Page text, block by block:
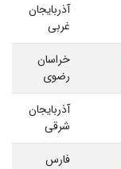
آذربایجان
غربی
خراسان
رضوی
آذربایجان
شرقی
فارس